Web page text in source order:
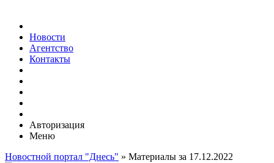
Новости
Агентство
Контакты
Авторизация
Меню
Новостной портал "Днесь" » Материалы за 17.12.2022